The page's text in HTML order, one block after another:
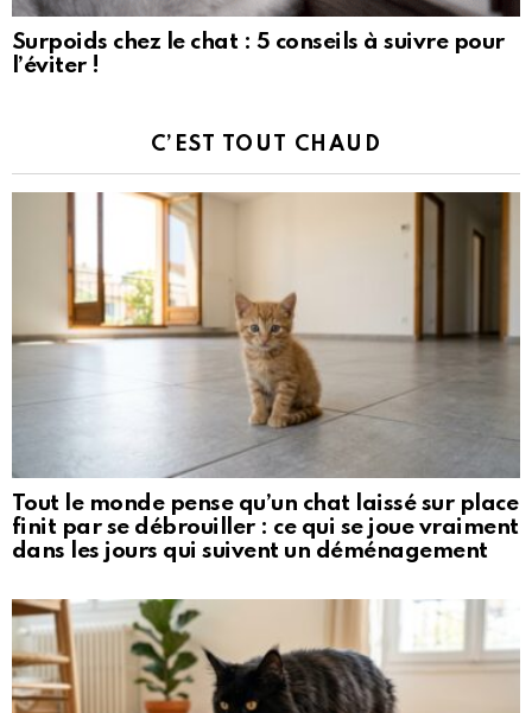
Surpoids chez le chat : 5 conseils à suivre pour
l’éviter !
C’EST TOUT CHAUD
Tout le monde pense qu’un chat laissé sur place
finit par se débrouiller : ce qui se joue vraiment
dans les jours qui suivent un déménagement